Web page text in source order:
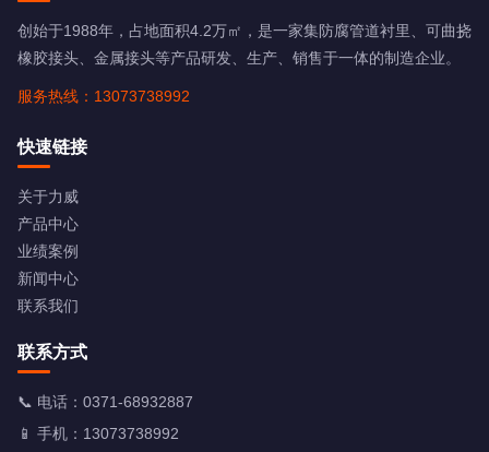
创始于1988年，占地面积4.2万㎡，是一家集防腐管道衬里、可曲挠
橡胶接头、金属接头等产品研发、生产、销售于一体的制造企业。
服务热线：13073738992
快速链接
关于力威
产品中心
业绩案例
新闻中心
联系我们
联系方式
📞 电话： 0371-68932887
📱 手机： 13073738992